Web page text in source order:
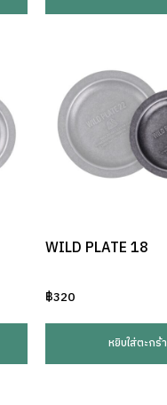
WILD PLATE 18
฿320
หยิบใส่ตะกร้า